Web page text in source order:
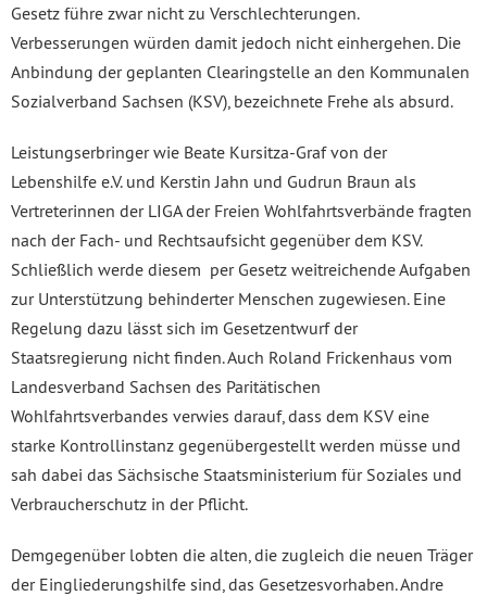
Gesetz führe zwar nicht zu Verschlechterungen.
Verbesserungen würden damit jedoch nicht einhergehen. Die
Anbindung der geplanten Clearingstelle an den Kommunalen
Sozialverband Sachsen (KSV), bezeichnete Frehe als absurd.
Leistungserbringer wie Beate Kursitza-Graf von der
Lebenshilfe e.V. und Kerstin Jahn und Gudrun Braun als
Vertreterinnen der LIGA der Freien Wohlfahrtsverbände fragten
nach der Fach- und Rechtsaufsicht gegenüber dem KSV.
Schließlich werde diesem per Gesetz weitreichende Aufgaben
zur Unterstützung behinderter Menschen zugewiesen. Eine
Regelung dazu lässt sich im Gesetzentwurf der
Staatsregierung nicht finden. Auch Roland Frickenhaus vom
Landesverband Sachsen des Paritätischen
Wohlfahrtsverbandes verwies darauf, dass dem KSV eine
starke Kontrollinstanz gegenübergestellt werden müsse und
sah dabei das Sächsische Staatsministerium für Soziales und
Verbraucherschutz in der Pflicht.
Demgegenüber lobten die alten, die zugleich die neuen Träger
der Eingliederungshilfe sind, das Gesetzesvorhaben. Andre